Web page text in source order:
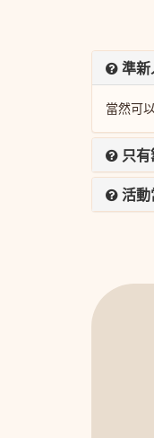
準新
當然可
只
活動